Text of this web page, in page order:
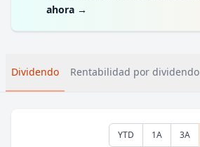
ahora →
Dividendo Rentabilidad por dividendo
YTD 1A 3A